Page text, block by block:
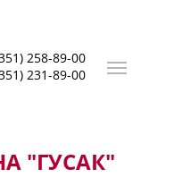
258-89-00
231-89-00
"ГУСАК"